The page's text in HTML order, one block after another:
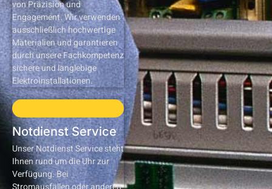
von Präzision und
Engagement. Wir verwenden
ausschließlich hochwertige
Materialien und garantieren
durch unsere Fachkompetenz
sichere und langlebige
Elektroinstallationen.
Notdienst Service
Unser Notdienst Service steht
Ihnen rund um die Uhr zur
Verfügung. Bei